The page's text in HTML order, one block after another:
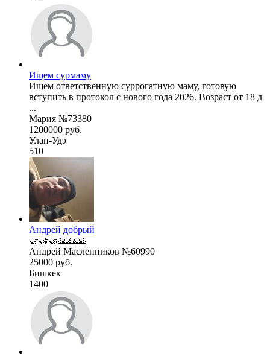
Ищем сурмаму
Ищем ответственную суррогатную маму, готовую
вступить в протокол с нового года 2026. Возраст от 18 д
...
Мария №73380
1200000 руб.
Улан-Удэ
510
Андрей добрый
🤝🤝🤝🙏🙏🙏
Андрей Масленников №60990
25000 руб.
Бишкек
1400